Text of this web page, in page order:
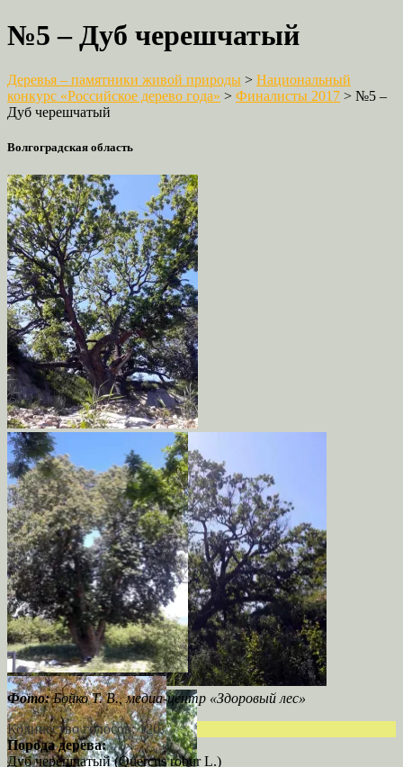
№5 – Дуб черешчатый
Деревья – памятники живой природы > Национальный
конкурс «Российское дерево года» > Финалисты 2017 > №5 –
Дуб черешчатый
Волгоградская область
Фото:Бойко Т. В., медиа-центр «Здоровый лес»
Количество голосов: 120
Порода дерева:
Дуб черешчатый (Quercus robur L.)